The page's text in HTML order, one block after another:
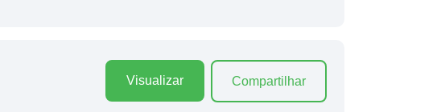
Visualizar Compartilhar